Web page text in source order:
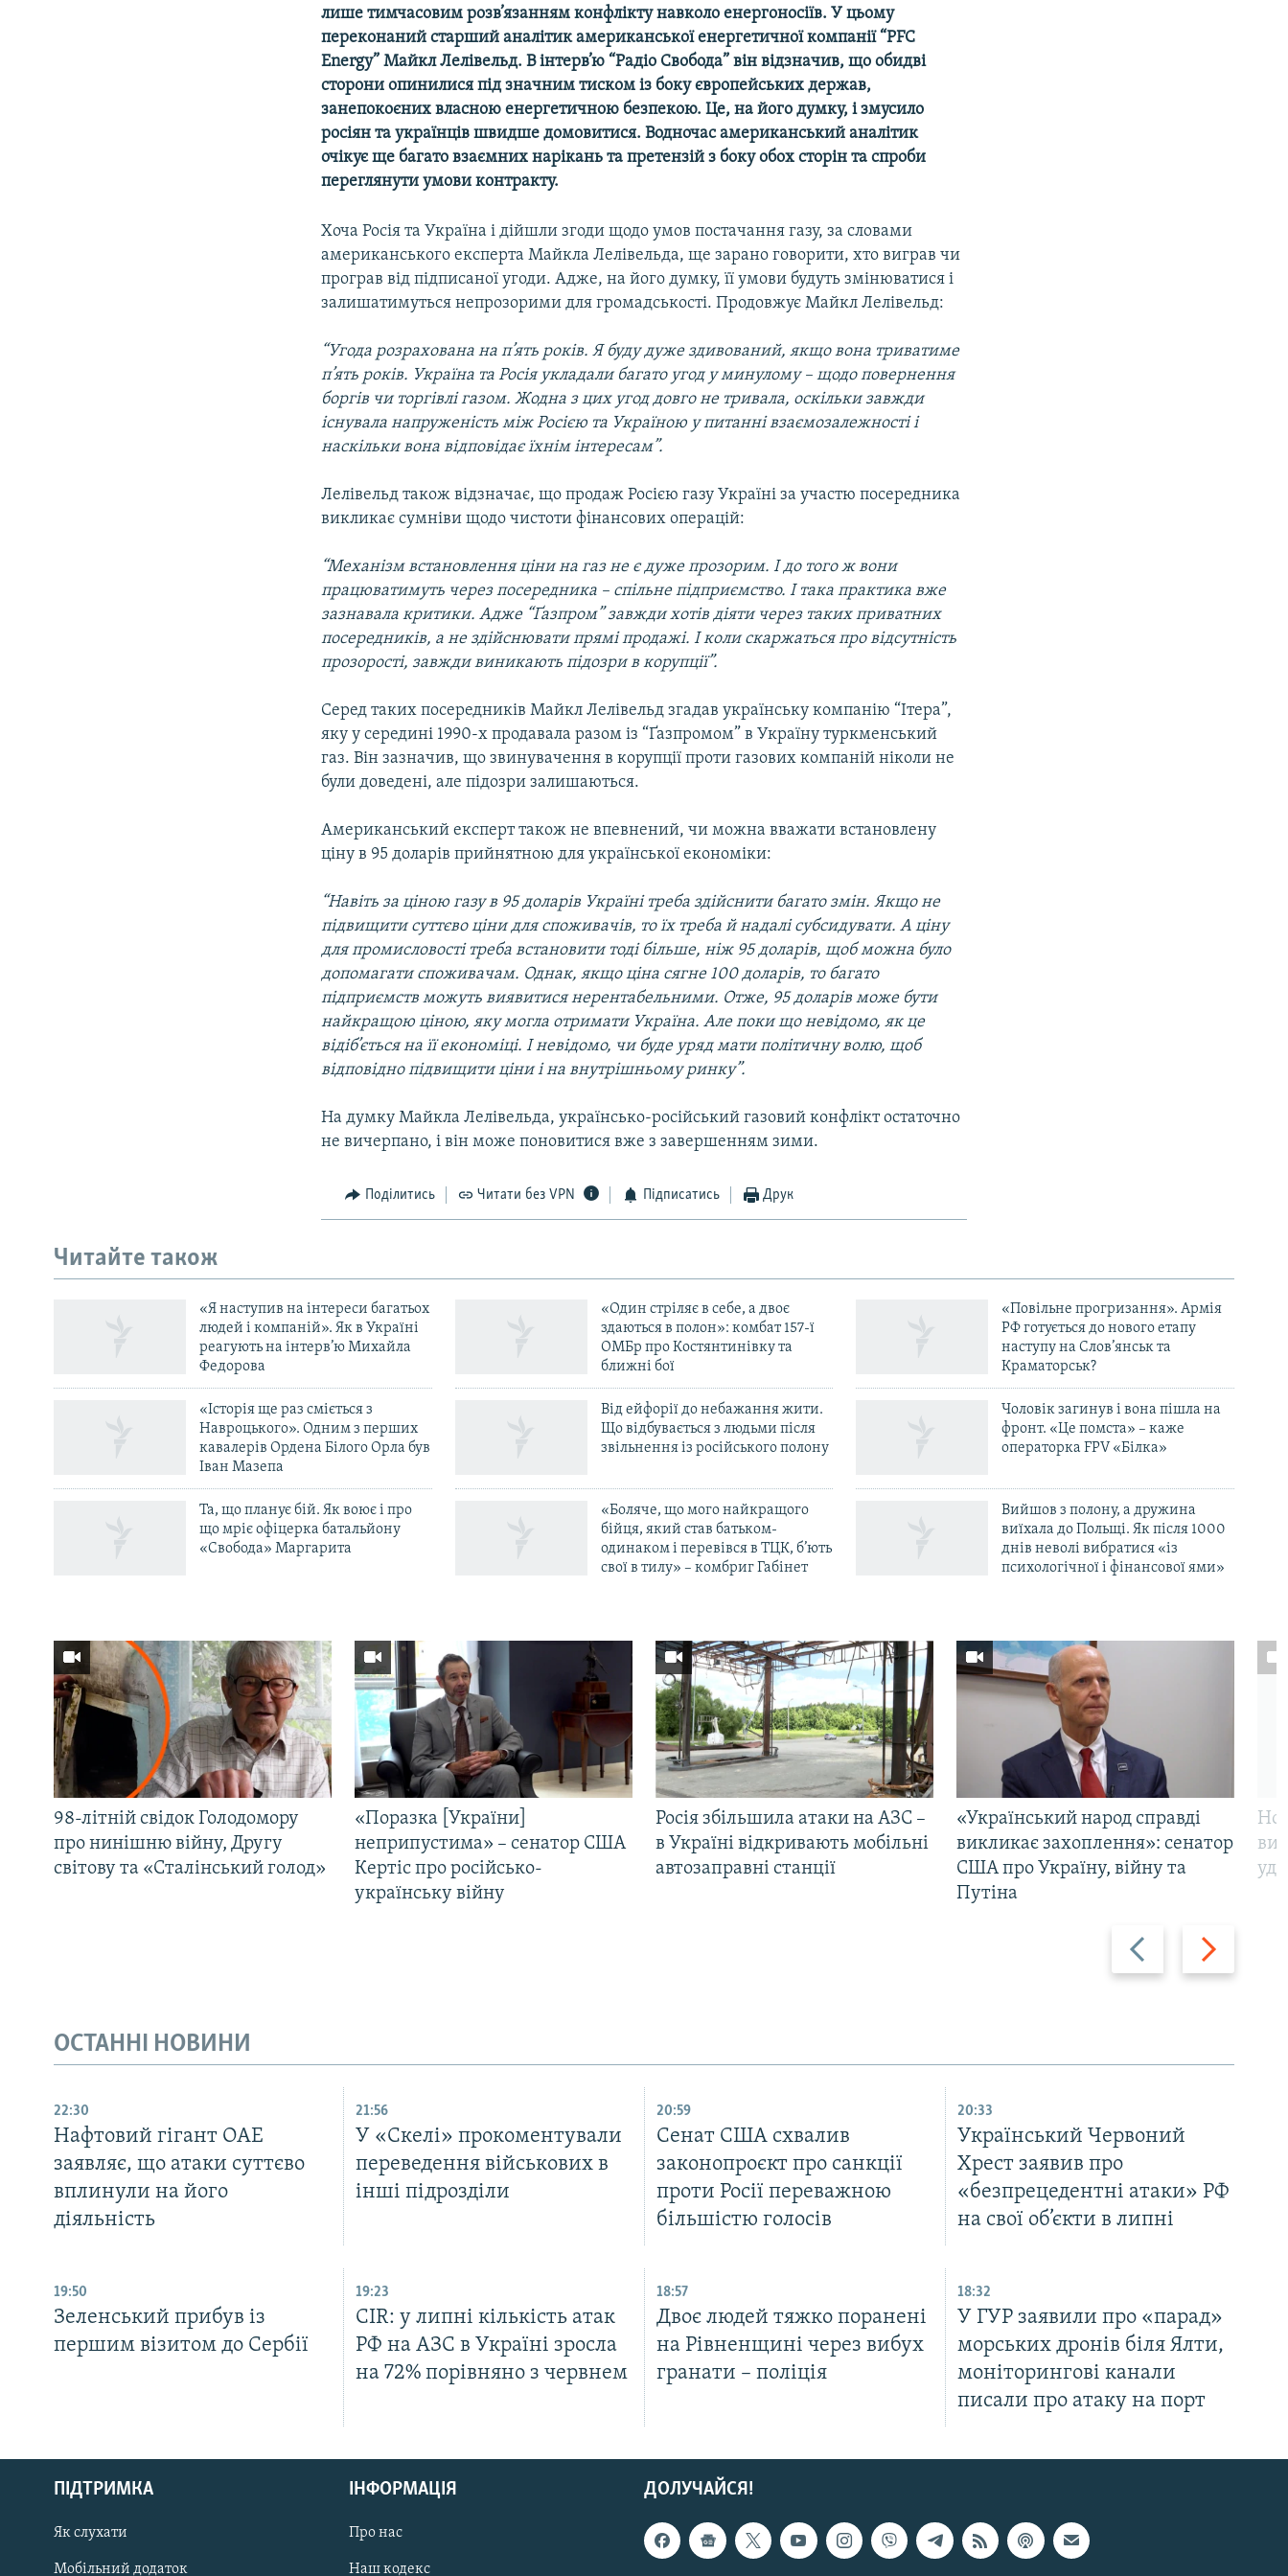
РУС
лише тимчасовим розв’язанням конфлікту навколо енергоносіїв. У цьому
переконаний старший аналітик американської енергетичної компанії “PFC
Energy” Майкл Лелівельд. В інтерв’ю “Радіо Свобода” він відзначив, що обидві
сторони опинилися під значним тиском із боку європейських держав,
занепокоєних власною енергетичною безпекою. Це, на його думку, і змусило
росіян та українців швидше домовитися. Водночас американський аналітик
очікує ще багато взаємних нарікань та претензій з боку обох сторін та спроби
переглянути умови контракту.
Хоча Росія та Україна і дійшли згоди щодо умов постачання газу, за словами
американського експерта Майкла Лелівельда, ще зарано говорити, хто виграв чи
програв від підписаної угоди. Адже, на його думку, її умови будуть змінюватися і
залишатимуться непрозорими для громадськості. Продовжує Майкл Лелівельд:
“Угода розрахована на п’ять років. Я буду дуже здивований, якщо вона триватиме
п’ять років. Україна та Росія укладали багато угод у минулому – щодо повернення
боргів чи торгівлі газом. Жодна з цих угод довго не тривала, оскільки завжди
існувала напруженість між Росією та Україною у питанні взаємозалежності і
наскільки вона відповідає їхнім інтересам”.
Лелівельд також відзначає, що продаж Росією газу Україні за участю посередника
викликає сумніви щодо чистоти фінансових операцій:
“Механізм встановлення ціни на газ не є дуже прозорим. І до того ж вони
працюватимуть через посередника – спільне підприємство. І така практика вже
зазнавала критики. Адже “Ґазпром” завжди хотів діяти через таких приватних
посередників, а не здійснювати прямі продажі. І коли скаржаться про відсутність
прозорості, завжди виникають підозри в корупції”.
Серед таких посередників Майкл Лелівельд згадав українську компанію “Ітера”,
яку у середині 1990-х продавала разом із “Ґазпромом” в Україну туркменський
газ. Він зазначив, що звинувачення в корупції проти газових компаній ніколи не
були доведені, але підозри залишаються.
Американський експерт також не впевнений, чи можна вважати встановлену
ціну в 95 доларів прийнятною для української економіки:
“Навіть за ціною газу в 95 доларів Україні треба здійснити багато змін. Якщо не
підвищити суттєво ціни для споживачів, то їх треба й надалі субсидувати. А ціну
для промисловості треба встановити тоді більше, ніж 95 доларів, щоб можна було
допомагати споживачам. Однак, якщо ціна сягне 100 доларів, то багато
підприємств можуть виявитися нерентабельними. Отже, 95 доларів може бути
найкращою ціною, яку могла отримати Україна. Але поки що невідомо, як це
відіб’ється на її економіці. І невідомо, чи буде уряд мати політичну волю, щоб
відповідно підвищити ціни і на внутрішньому ринку”.
На думку Майкла Лелівельда, українсько-російський газовий конфлікт остаточно
не вичерпано, і він може поновитися вже з завершенням зими.
Поділитись Читати без VPN Підписатись Друк
Читайте також
«Я наступив на інтереси багатьох
людей і компаній». Як в Україні
реагують на інтерв’ю Михайла
Федорова
«Один стріляє в себе, а двоє
здаються в полон»: комбат 157-ї
ОМБр про Костянтинівку та
ближні бої
«Повільне прогризання». Армія
РФ готується до нового етапу
наступу на Слов’янськ та
Краматорськ?
«Історія ще раз сміється з
Навроцького». Одним з перших
кавалерів Ордена Білого Орла був
Іван Мазепа
Від ейфорії до небажання жити.
Що відбувається з людьми після
звільнення із російського полону
Чоловік загинув і вона пішла на
фронт. «Це помста» – каже
операторка FPV «Білка»
Та, що планує бій. Як воює і про
що мріє офіцерка батальйону
«Свобода» Маргарита
«Боляче, що мого найкращого
бійця, який став батьком-
одинаком і перевівся в ТЦК, б’ють
свої в тилу» – комбриг Габінет
Вийшов з полону, а дружина
виїхала до Польщі. Як після 1000
днів неволі вибратися «із
психологічної і фінансової ями»
Назад Вперед
98-літній свідок Голодомору
про нинішню війну, Другу
світову та «Сталінський голод»
«Поразка [України]
неприпустима» – сенатор США
Кертіс про російсько-
українську війну
Росія збільшила атаки на АЗС –
в Україні відкривають мобільні
автозаправні станції
«Український народ справді
викликає захоплення»: сенатор
США про Україну, війну та
Путіна
ОСТАННІ НОВИНИ
22:30
Нафтовий гігант ОАЕ
заявляє, що атаки суттєво
вплинули на його
діяльність
21:56
У «Скелі» прокоментували
переведення військових в
інші підрозділи
20:59
Cенат США схвалив
законопроєкт про санкції
проти Росії переважною
більшістю голосів
20:33
Український Червоний
Хрест заявив про
«безпрецедентні атаки» РФ
на свої об’єкти в липні
19:50
Зеленський прибув із
першим візитом до Сербії
19:23
CIR: у липні кількість атак
РФ на АЗС в Україні зросла
на 72% порівняно з червнем
18:57
Двоє людей тяжко поранені
на Рівненщині через вибух
гранати – поліція
18:32
У ГУР заявили про «парад»
морських дронів біля Ялти,
моніторингові канали
писали про атаку на порт
ДОЛУЧАЙСЯ!
ПІДТРИМКА
Як слухати
Мобільний додаток
ІНФОРМАЦІЯ
Про нас
Наш кодекс